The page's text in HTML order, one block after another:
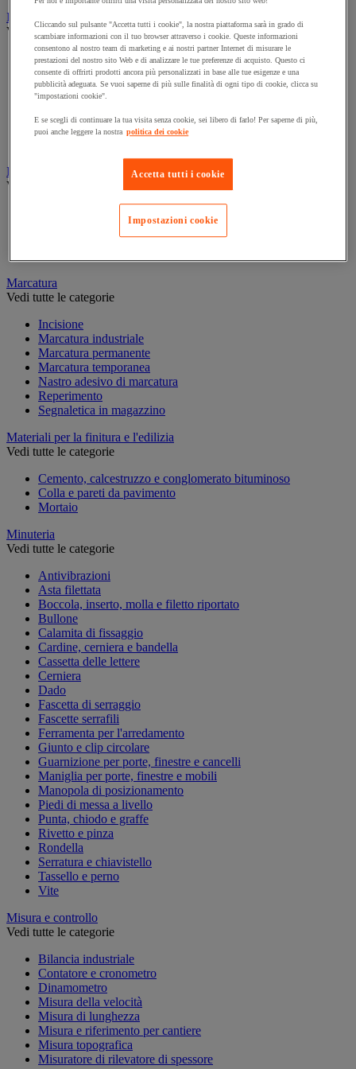
Illuminazione
Vedi tutte le categorie
Illuminazione interna ed esterna
Lampada da officina
Lampada frontale
Lampada portatile
Lampadina
Proiettore da cantiere
Ingrassaggio e lubrificazione
Vedi tutte le categorie
Attrezzi per lubrificazione
Marcatura
Vedi tutte le categorie
Incisione
Marcatura industriale
Marcatura permanente
Marcatura temporanea
Nastro adesivo di marcatura
Reperimento
Segnaletica in magazzino
Materiali per la finitura e l'edilizia
Vedi tutte le categorie
Cemento, calcestruzzo e conglomerato bituminoso
Colla e pareti da pavimento
Mortaio
Minuteria
Vedi tutte le categorie
Antivibrazioni
Asta filettata
Boccola, inserto, molla e filetto riportato
Bullone
Calamita di fissaggio
Cardine, cerniera e bandella
Cassetta delle lettere
Cerniera
Dado
Fascetta di serraggio
Fascette serrafili
Ferramenta per l'arredamento
Giunto e clip circolare
Guarnizione per porte, finestre e cancelli
Maniglia per porte, finestre e mobili
Manopola di posizionamento
Piedi di messa a livello
Punta, chiodo e graffe
Rivetto e pinza
Rondella
Serratura e chiavistello
Tassello e perno
Vite
Misura e controllo
Vedi tutte le categorie
Bilancia industriale
Contatore e cronometro
Dinamometro
Misura della velocità
Misura di lunghezza
Misura e riferimento per cantiere
Misura topografica
Misuratore di rilevatore di spessore
Cliccando sul pulsante "Accetta tutti i cookie", la nostra piattaforma sarà in grado di
scambiare informazioni con il tuo browser attraverso i cookie. Queste informazioni
consentono al nostro team di marketing e ai nostri partner Internet di misurare le
prestazioni del nostro sito Web e di analizzare le tue preferenze di acquisto. Questo ci
consente di offrirti prodotti ancora più personalizzati in base alle tue esigenze e una
pubblicità adeguata. Se vuoi saperne di più sulle finalità di ogni tipo di cookie, clicca su
"impostazioni cookie".
E se scegli di continuare la tua visita senza cookie, sei libero di farlo! Per saperne di più,
puoi anche leggere la nostra politica dei cookie
Accetta tutti i cookie
Impostazioni cookie